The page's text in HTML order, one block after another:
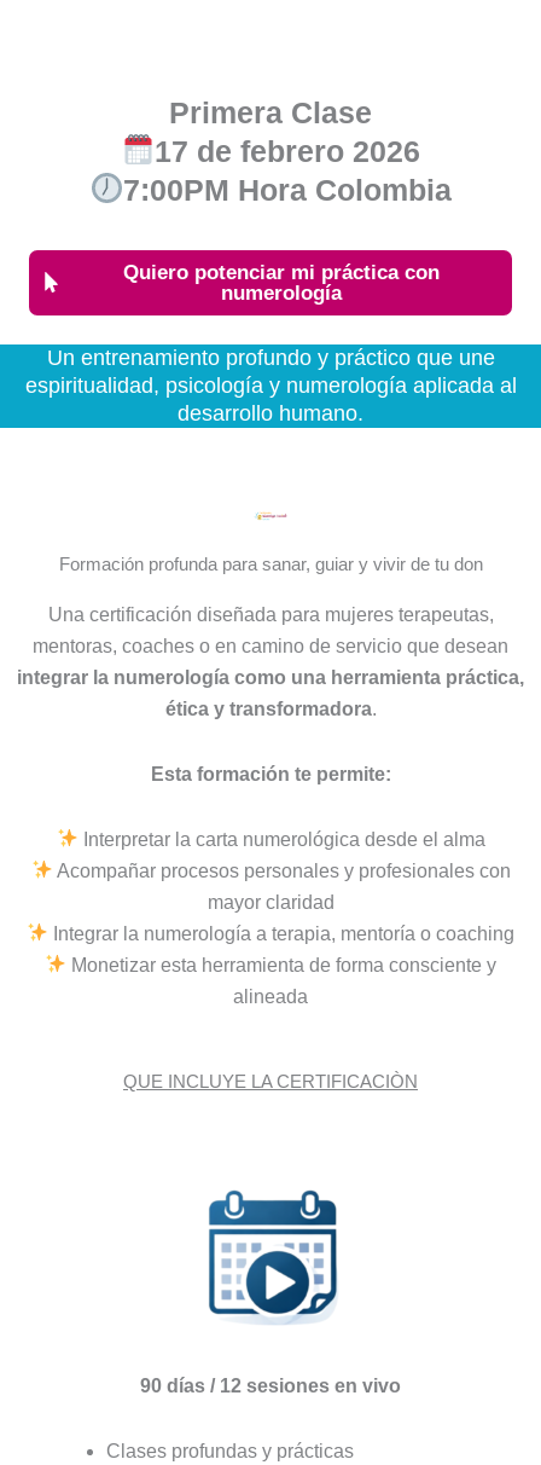
Primera Clase
17 de febrero 2026
7:00PM Hora Colombia
Quiero potenciar mi práctica con
numerología
Un entrenamiento profundo y práctico que une
espiritualidad, psicología y numerología aplicada al
desarrollo humano.
Formación profunda para sanar, guiar y vivir de tu don
Una certificación diseñada para mujeres terapeutas,
mentoras, coaches o en camino de servicio que desean
integrar la numerología como una herramienta práctica,
ética y transformadora.
Esta formación te permite:
Interpretar la carta numerológica desde el alma
Acompañar procesos personales y profesionales con
mayor claridad
Integrar la numerología a terapia, mentoría o coaching
Monetizar esta herramienta de forma consciente y
alineada
QUE INCLUYE LA CERTIFICACIÒN
90 días / 12 sesiones en vivo
Clases profundas y prácticas